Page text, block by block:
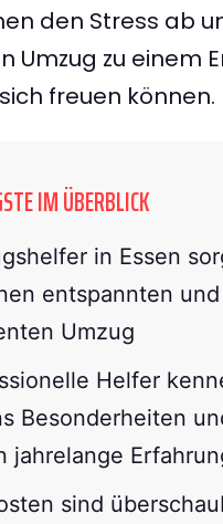
den Stress ab
Umzug zu einem
freuen können.
IM ÜBERBLICK
in Essen
entspannten und
Umzug
Helfer
Besonderheiten
jahrelange
sind